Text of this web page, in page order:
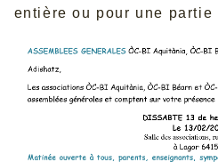
entière ou pour une